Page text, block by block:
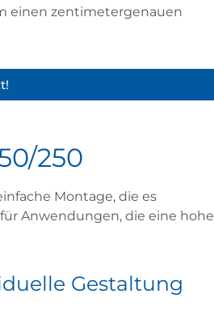
einen zentimetergenauen
250
Montage, die es
Anwendungen, die eine hohe
Gestaltung